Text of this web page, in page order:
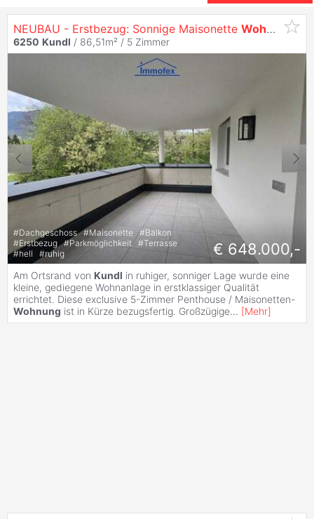
NEUBAU - Erstbezug: Sonnige Maisonette Wohnung mit
6250 Kundl / 86,51m² / 5 Zimmer
#Dachgeschoss #Maisonette #Balkon
#Erstbezug #Parkmöglichkeit #Terrasse
#hell #ruhig € 648.000,-
Am Ortsrand von Kundl in ruhiger, sonniger Lage wurde eine
kleine, gediegene Wohnanlage in erstklassiger Qualität
errichtet. Diese exclusive 5-Zimmer Penthouse / Maisonetten-
Wohnung ist in Kürze bezugsfertig. Großzügige... [Mehr]